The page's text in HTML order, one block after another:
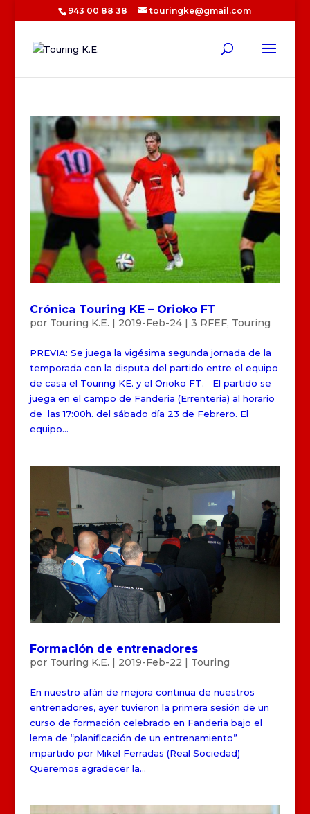
943 00 88 38 touringke@gmail.com
Crónica Touring KE – Orioko FT
por Touring K.E. | 2019-Feb-24| 3 RFEF, Touring
PREVIA: Se juega la vigésima segunda jornada de la
temporada con la disputa del partido entre el equipo
de casa el Touring KE. y el Orioko FT. El partido se
juega en el campo de Fanderia (Errenteria) al horario
de las 17:00h. del sábado día 23 de Febrero. El
equipo...
Formación de entrenadores
por Touring K.E. | 2019-Feb-22 | Touring
En nuestro afán de mejora continua de nuestros
entrenadores, ayer tuvieron la primera sesión de un
curso de formación celebrado en Fanderia bajo el
lema de “planificación de un entrenamiento”
impartido por Mikel Ferradas (Real Sociedad)
Queremos agradecer la...